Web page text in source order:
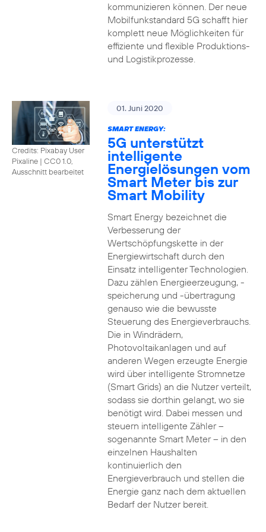
kommunizieren können. Der neue
Mobilfunkstandard 5G schafft hier
komplett neue Möglichkeiten für
effiziente und flexible Produktions-
und Logistikprozesse.
Credits: Pixabay User
Pixaline | CC0 1.0,
Ausschnitt bearbeitet
01. Juni 2020
SMART ENERGY:
5G unterstützt
intelligente
Energielösungen vom
Smart Meter bis zur
Smart Mobility
Smart Energy bezeichnet die
Verbesserung der
Wertschöpfungskette in der
Energiewirtschaft durch den
Einsatz intelligenter Technologien.
Dazu zählen Energieerzeugung, -
speicherung und -übertragung
genauso wie die bewusste
Steuerung des Energieverbrauchs.
Die in Windrädern,
Photovoltaikanlagen und auf
anderen Wegen erzeugte Energie
wird über intelligente Stromnetze
(Smart Grids) an die Nutzer verteilt,
sodass sie dorthin gelangt, wo sie
benötigt wird. Dabei messen und
steuern intelligente Zähler –
sogenannte Smart Meter – in den
einzelnen Haushalten
kontinuierlich den
Energieverbrauch und stellen die
Energie ganz nach dem aktuellen
Bedarf der Nutzer bereit.